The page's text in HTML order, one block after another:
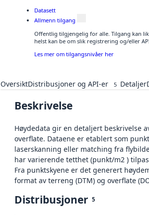
Datasett
Allmenn tilgang
Offentlig tilgjengelig for alle. Tilgang kan
helst kan be om slik registrering og/eller
Les mer om tilgangsnivåer her
OversiktDistribusjoner og API-er 5 Detaljer
Beskrivelse
Høydedata gir en detaljert beskrivelse
overflate. Dataene er etablert som
laserskanning eller matching fra
har varierende tetthet (punkt/m2 )
Fra punktskyene er det generert
format av terreng (DTM) og overflate
Distribusjoner 5